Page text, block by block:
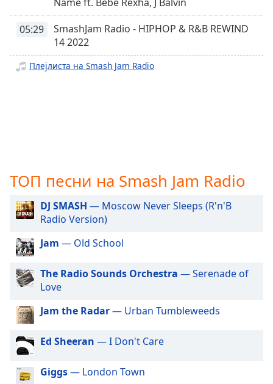
Descriptions
descriptions
off,
selected
dialog
off
selected
Audio
Track
Picture-
in-
Fullscreen
This
window.
05:29
SmashJam Radio - HIPHOP & R&B REWIND
14 2022
Плејлиста на Smash Jam Radio
ТОП песни на Smash Jam Radio
DJ SMASH — Moscow Never Sleeps (R'n'B
Radio Version)
Jam — Old School
The Radio Sounds Orchestra — Serenade of
Love
Jam the Radar— Urban Tumbleweeds
Ed Sheeran — I Don't Care
Giggs— London Town